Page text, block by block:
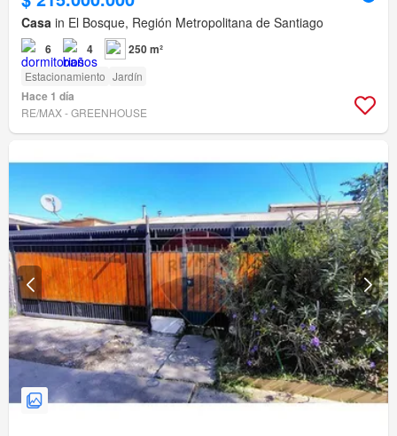
Casa in El Bosque, Región Metropolitana de Santiago
6 4 250 m²
Estacionamiento Jardín
Hace 1 día
RE/MAX - GREENHOUSE